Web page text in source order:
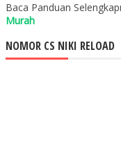
Baca Panduan
Murah
NOMOR CS NIKI RELOAD